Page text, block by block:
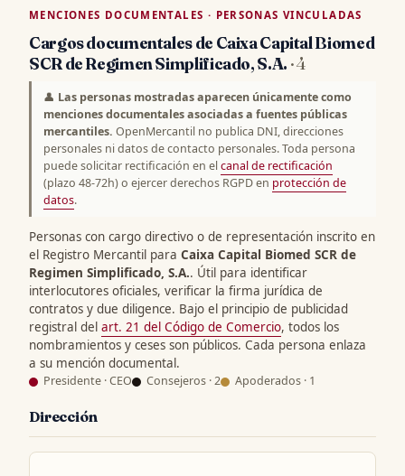
MENCIONES DOCUMENTALES · PERSONAS VINCULADAS
Cargos documentales de Caixa Capital Biomed
SCR de Regimen Simplificado, S.A. · 4
👤 Las personas mostradas aparecen únicamente como
menciones documentales asociadas a fuentes públicas
mercantiles. OpenMercantil no publica DNI, direcciones
personales ni datos de contacto personales. Toda persona
puede solicitar rectificación en elcanal de rectificación
(plazo 48-72h) o ejercer derechos RGPD en protección de
datos.
Personas con cargo directivo o de representación inscrito en
el Registro Mercantil para Caixa Capital Biomed SCR de
Regimen Simplificado, S.A.. Útil para identificar
interlocutores oficiales, verificar la firma jurídica de
contratos y due diligence. Bajo el principio de publicidad
registral del art. 21 del Código de Comercio, todos los
nombramientos y ceses son públicos. Cada persona enlaza
a su mención documental.
Presidente · CEO Consejeros · 2 Apoderados · 1
Dirección